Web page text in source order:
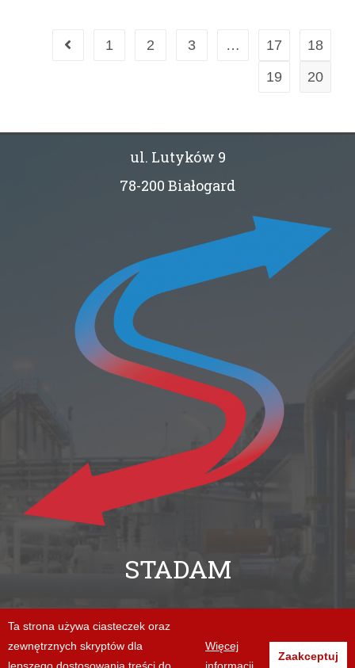
Ta strona używa ciasteczek oraz
zewnętrznych skryptów dla
Więcej
Zaakceptuj
1 2 3 … 17
18
19
20
ul. Lutyków 9
78-200 Białogard
STADAM
+48 94 312 06 86
biuro@stadam.pl